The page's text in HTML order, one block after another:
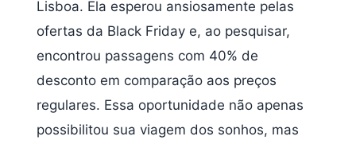
Lisboa. Ela esperou ansiosamente pelas
ofertas da Black Friday e, ao pesquisar,
encontrou passagens com 40% de
desconto em comparação aos preços
regulares. Essa oportunidade não apenas
possibilitou sua viagem dos sonhos, mas